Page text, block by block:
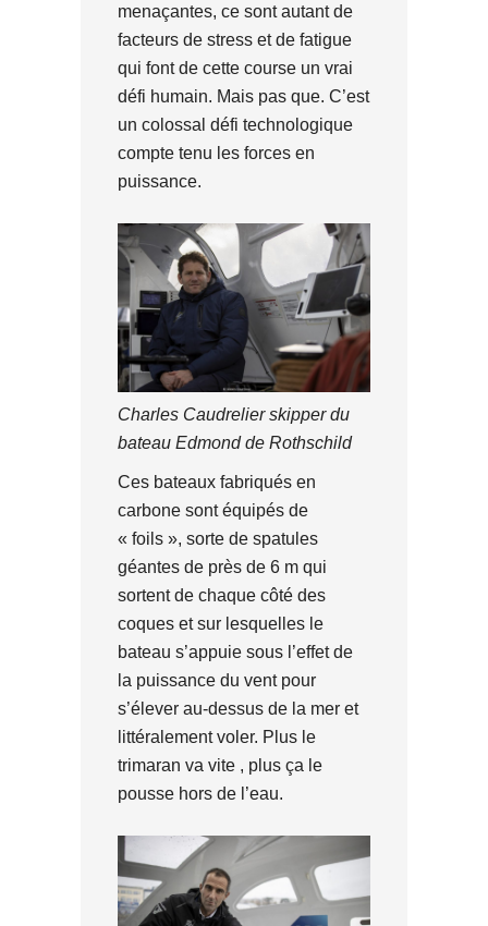
menaçantes, ce sont autant de
facteurs de stress et de fatigue
qui font de cette course un vrai
défi humain. Mais pas que. C’est
un colossal défi technologique
compte tenu les forces en
puissance.
Charles Caudrelier skipper du
bateau Edmond de Rothschild
Ces bateaux fabriqués en
carbone sont équipés de
« foils », sorte de spatules
géantes de près de 6 m qui
sortent de chaque côté des
coques et sur lesquelles le
bateau s’appuie sous l’effet de
la puissance du vent pour
s’élever au-dessus de la mer et
littéralement voler. Plus le
trimaran va vite , plus ça le
pousse hors de l’eau.